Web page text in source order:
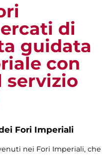
di
guidata
con
servizio
Fori Imperiali
nei Fori Imperiali, che